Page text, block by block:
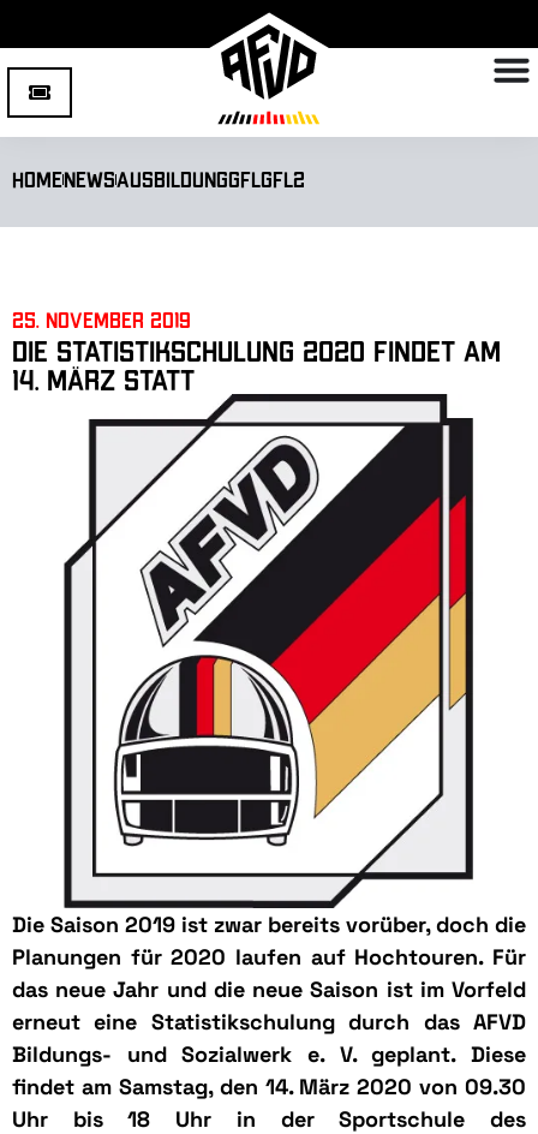
HomeNewsAusbildungGFLGFL2
25. November 2019
Die Statistikschulung 2020 findet am
14. März statt
Die Saison 2019 ist zwar bereits vorüber, doch die
Planungen für 2020 laufen auf Hochtouren. Für
das neue Jahr und die neue Saison ist im Vorfeld
erneut eine Statistikschulung durch das AFVD
Bildungs- und Sozialwerk e. V. geplant. Diese
findet am Samstag, den 14. März 2020 von 09.30
Uhr bis 18 Uhr in der Sportschule des